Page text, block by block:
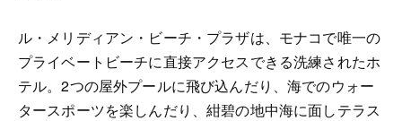
ル・メリディアン・ビーチ・プラザは、モナコで唯一の
プライベートビーチに直接アクセスできる洗練されたホ
テル。2つの屋外プールに飛び込んだり、海でのウォー
タースポーツを楽しんだり、紺碧の地中海に面しテラス